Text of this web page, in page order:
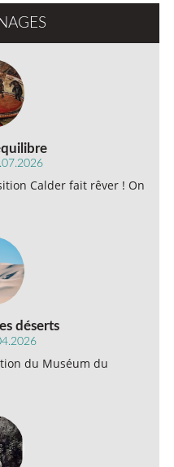
Calder fait rêver ! On
déserts
du Muséum du